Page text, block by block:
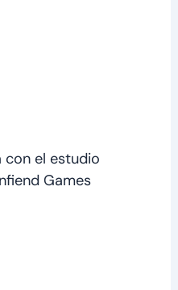
con el estudio
Games